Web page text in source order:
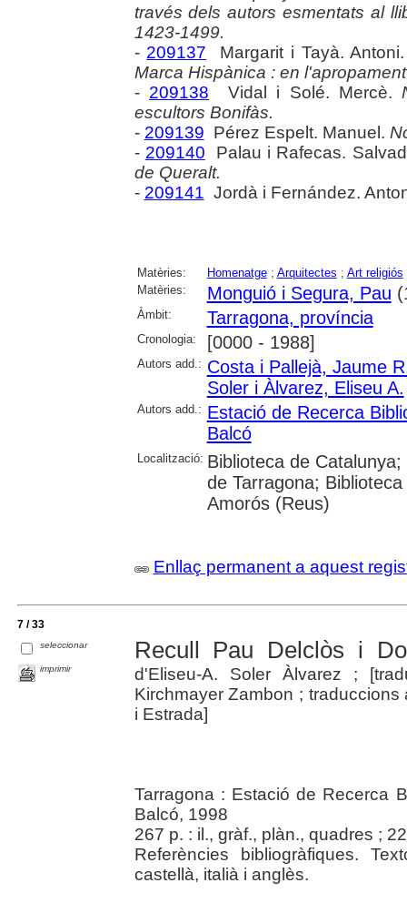
través dels autors esmentats al
1423-1499.
- 209137 Margarit i Tayà.
Marca Hispànica : en
- 209138 Vidal i Solé. Mercè.
escultors Bonifàs.
- 209139 Pérez Espelt. Manuel.
- 209140 Palau i Rafecas.
de Queralt.
- 209141 Jordà i Fernández.
Matèries: Homenatge; Arquitectes ; Art religiós
Matèries:
Monguió i Segura, Pau
Àmbit: Tarragona, província
Cronologia: [0000 - 1988]
Autors add.: Costa i Pallejà, Jaume
Soler i Àlvarez, Eliseu A.
Autors add.: Estació de Recerca
Balcó
Localització: Biblioteca de
de Tarragona;
Amorós (Reus)
Enllaç permanent a aquest
7 / 33
seleccionar
imprimir
Recull Pau Delclòs i
d'Eliseu-A. Soler Àlvarez ;
Kirchmayer Zambon ;
i Estrada]
Tarragona : Estació de Recerca
Balcó, 1998
267 p. : il., gràf., plàn., quadres ;
Referències bibliogràfiques.
castellà, italià i anglès.